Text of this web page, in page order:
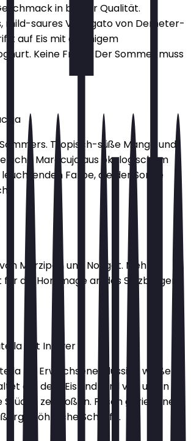
in bester Qualität.
mild-saures Variegato von Demeter-
auf Eis mit cremigem
Keine Frage: Der Sommer muss
Sommers. Tropisch-süße Mango und
Maracuja aus ökologischem
leuchtenden Farbe, die der Sonne
Marzipan und Nougat. Mehr
für die Hommage an das Salzburger
mit Ingwer
für Erwachsene. Flüssige weiße
auf dem Eis und wird von uns in
Stücke zerstoßen. Frisch geriebener
Schärfe.